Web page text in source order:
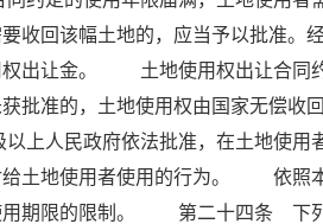
收回该幅土地的，应当予以批准。
权出让金。 土地使用权出让合同
获批准的，土地使用权由国家无
人民政府依法批准，在土地使用
给土地使用者使用的行为。 依照
用期限的限制。 第二十四条 下